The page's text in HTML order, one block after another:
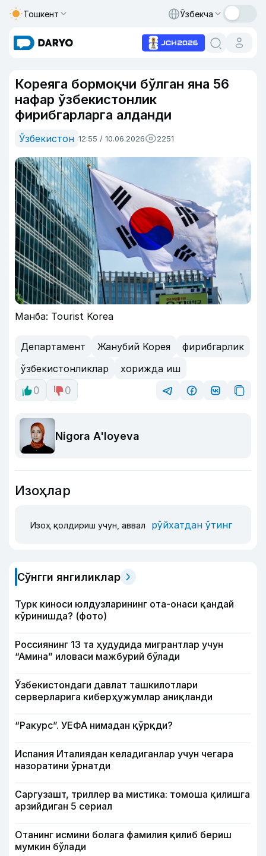
Тошкент Ўзбекча
Кореяга бормоқчи бўлган яна 56
нафар ўзбекистонлик
фирибгарларга алданди
Ўзбекистон 12:55 / 10.06.2026 2251
Манба: Tourist Korea
Департамент Жанубий Корея
фирибгарлик
ўзбекистонликлар
хорижда иш
0
0
Nigora A'loyeva
Изоҳлар
Изоҳ қолдириш учун, аввал рўйхатдан ўтинг
Сўнгги янгиликлар
Турк киноси юлдузларининг ота-онаси қандай
кўринишда? (фото)
Россиянинг 13 та ҳудудида мигрантлар учун
“Амина” иловаси мажбурий бўлади
Ўзбекистондаги давлат ташкилотлари
серверларига киберҳужумлар аниқланди
“Ракурс”. УЕФА нимадан қўрқди?
Испания Италиядан келадиганлар учун чегара
назоратини ўрнатди
Саргузашт, триллер ва мистика: томоша қилишга
арзийдиган 5 сериал
Отанинг исмини болага фамилия қилиб бериш
мумкин бўлади